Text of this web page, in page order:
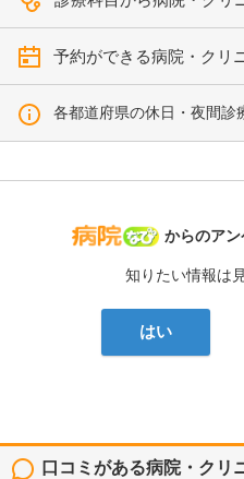
予約ができる病院・クリ
各都道府県の休日・夜間診
病院なび
からのアン
知りたい情報は
はい
口コミがある病院・クリ